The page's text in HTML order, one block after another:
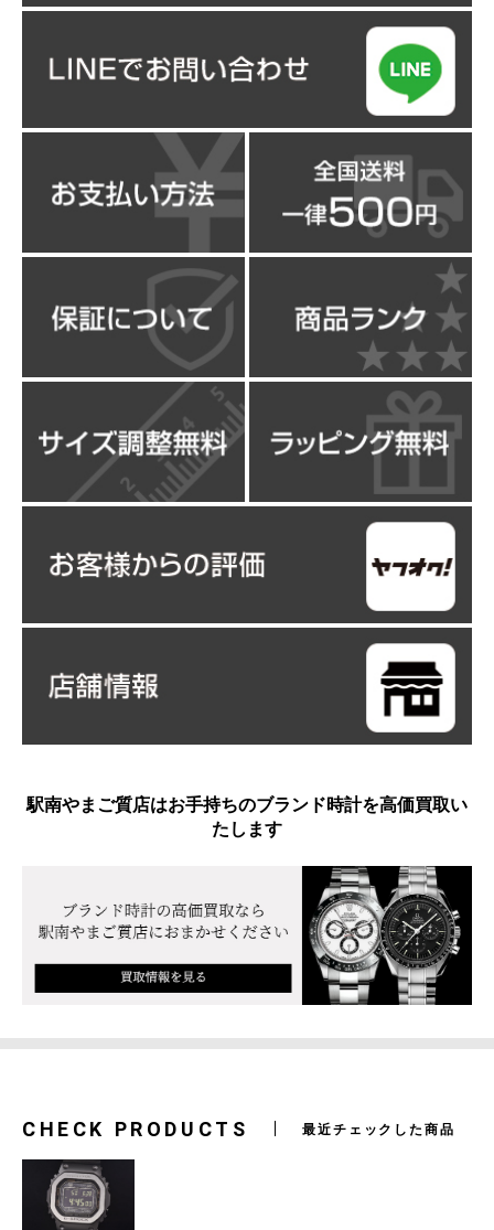
駅南やまご質店はお手持ちのブランド時計を高価買取い
たします
CHECK PRODUCTS 最近チェックした商品